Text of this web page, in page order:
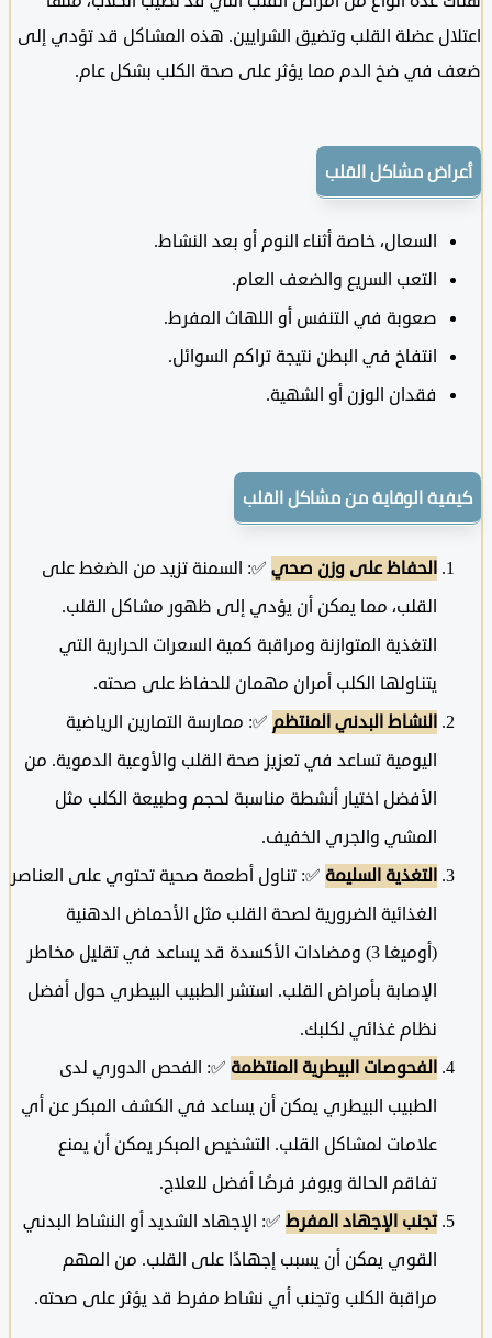
عضلة القلب وتضيق الشرايين. هذه المشاكل قد تؤدي إلى
ضخ الدم مما يؤثر على صحة الكلب بشكل عام.
مشاكل القلب
السعال، خاصة أثناء النوم أو بعد النشاط.
التعب السريع والضعف العام.
صعوبة في التنفس أو اللهاث المفرط.
انتفاخ في البطن نتيجة تراكم السوائل.
فقدان الوزن أو الشهية.
الوقاية من مشاكل القلب
الحفاظ على وزن صحي ✅: السمنة تزيد من الضغط على
القلب، مما يمكن أن يؤدي إلى ظهور مشاكل القلب.
التغذية المتوازنة ومراقبة كمية السعرات الحرارية التي
يتناولها الكلب أمران مهمان للحفاظ على صحته.
النشاط البدني المنتظم✅: ممارسة التمارين الرياضية
اليومية تساعد في تعزيز صحة القلب والأوعية الدموية. من
الأفضل اختيار أنشطة مناسبة لحجم وطبيعة الكلب مثل
المشي والجري الخفيف.
التغذية السليمة✅: تناول أطعمة صحية تحتوي على العناصر
الغذائية الضرورية لصحة القلب مثل الأحماض الدهنية
(أوميغا 3) ومضادات الأكسدة قد يساعد في تقليل مخاطر
الإصابة بأمراض القلب. استشر الطبيب البيطري حول أفضل
نظام غذائي لكلبك.
الفحوصات البيطرية المنتظمة✅: الفحص الدوري لدى
الطبيب البيطري يمكن أن يساعد في الكشف المبكر عن أي
علامات لمشاكل القلب. التشخيص المبكر يمكن أن يمنع
تفاقم الحالة ويوفر فرصًا أفضل للعلاج.
تجنب الإجهاد المفرط✅: الإجهاد الشديد أو النشاط البدني
القوي يمكن أن يسبب إجهادًا على القلب. من المهم
مراقبة الكلب وتجنب أي نشاط مفرط قد يؤثر على صحته.